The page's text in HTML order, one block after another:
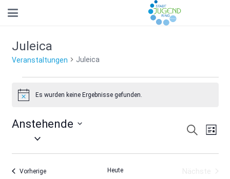
Juleica
Veranstaltungen Juleica
Veranstaltungen
HinweisEs wurden keine Ergebnisse gefunden.
Suche
Liste
Anstehende
VorherigeVeranstaltungen Heute